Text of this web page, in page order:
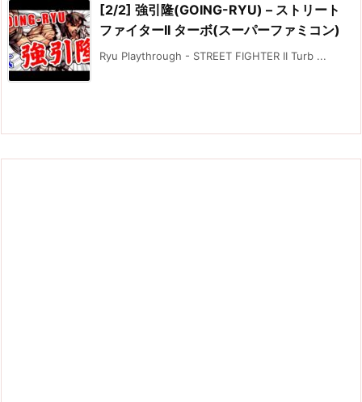
[2/2] 強引隆(GOING-RYU) – ストリート
ファイターII ターボ(スーパーファミコン)
Ryu Playthrough - STREET FIGHTER II Turb ...